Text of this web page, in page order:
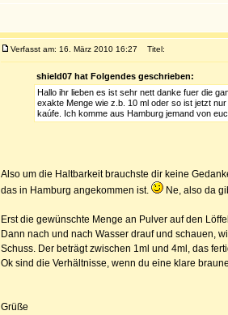
Verfasst am: 16. März 2010 16:27 Titel:
shield07 hat Folgendes geschrieben:
Hallo ihr lieben es ist sehr nett danke fuer die
exakte Menge wie z.b. 10 ml oder so ist jetzt
kaúfe. Ich komme aus Hamburg jemand von
Also um die Haltbarkeit brauchste dir keine
das in Hamburg angekommen ist.
Ne, also da
Erst die gewünschte Menge an Pulver auf den
Dann nach und nach Wasser drauf und schauen,
Schuss. Der beträgt zwischen 1ml und 4ml, das
Ok sind die Verhältnisse, wenn du eine klare
Grüße